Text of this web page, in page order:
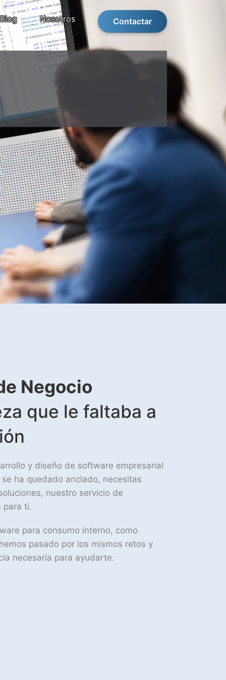
Blog Nosotros Contactar
Negocio
que le faltaba a
y diseño de software empresarial
ha quedado anclado, necesitas
nuestro servicio de
para ti.
para consumo interno, como
pasado por los mismos retos y
necesaria para ayudarte.